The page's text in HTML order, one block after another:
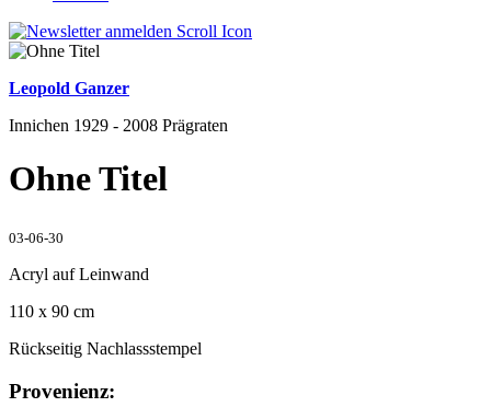
Leopold Ganzer
Innichen 1929 - 2008 Prägraten
Ohne Titel
03-06-30
Acryl auf Leinwand
110 x 90 cm
Rückseitig Nachlassstempel
Provenienz: